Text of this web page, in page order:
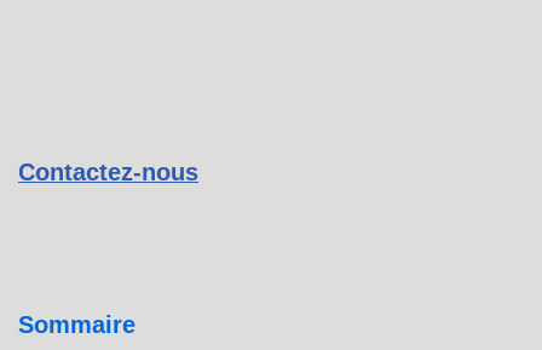
Contactez-nous
Sommaire